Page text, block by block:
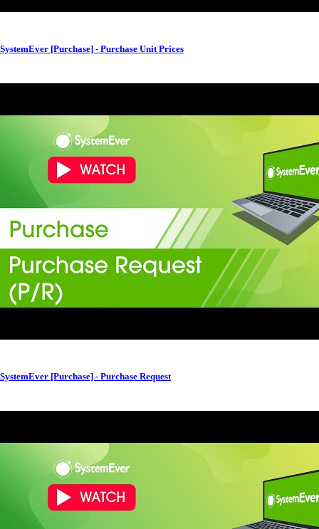
SystemEver [Purchase] - Purchase Unit Prices
SystemEver [Purchase] - Purchase Request